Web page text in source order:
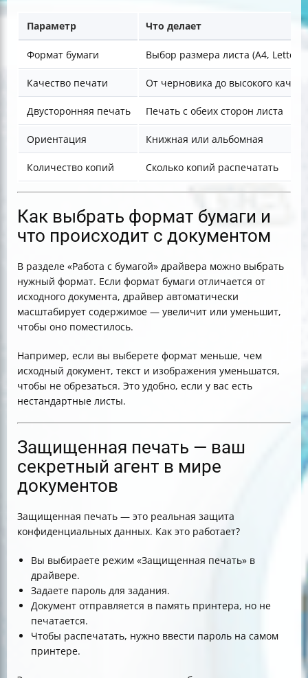
Параметр Что делает
Формат бумаги Выбор размера листа (A4, Letter,
Качество печати От черновика до высокого
Двусторонняя печать Печать с обеих сторон листа
Ориентация Книжная или альбомная
Количество копий Сколько копий распечатать
Как выбрать формат бумаги и
что происходит с документом
В разделе «Работа с бумагой» драйвера можно выбрать
нужный формат. Если формат бумаги отличается от
исходного документа, драйвер автоматически
масштабирует содержимое — увеличит или уменьшит,
чтобы оно поместилось.
Например, если вы выберете формат меньше, чем
исходный документ, текст и изображения уменьшатся,
чтобы не обрезаться. Это удобно, если у вас есть
нестандартные листы.
Защищенная печать — ваш
секретный агент в мире
документов
Защищенная печать — это реальная защита
конфиденциальных данных. Как это работает?
Вы выбираете режим «Защищенная печать» в
драйвере.
Задаете пароль для задания.
Документ отправляется в память принтера, но не
печатается.
Чтобы распечатать, нужно ввести пароль на самом
принтере.